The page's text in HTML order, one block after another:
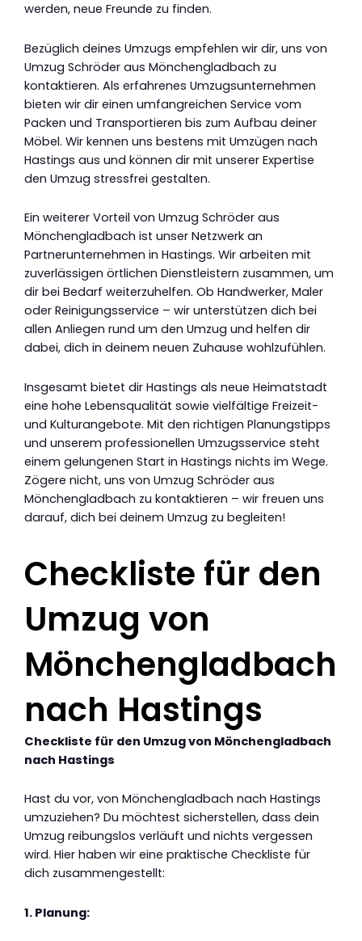
werden, neue Freunde zu finden.
Bezüglich deines Umzugs empfehlen wir dir, uns von
Umzug Schröder aus Mönchengladbach zu
kontaktieren. Als erfahrenes Umzugsunternehmen
bieten wir dir einen umfangreichen Service vom
Packen und Transportieren bis zum Aufbau deiner
Möbel. Wir kennen uns bestens mit Umzügen nach
Hastings aus und können dir mit unserer Expertise
den Umzug stressfrei gestalten.
Ein weiterer Vorteil von Umzug Schröder aus
Mönchengladbach ist unser Netzwerk an
Partnerunternehmen in Hastings. Wir arbeiten mit
zuverlässigen örtlichen Dienstleistern zusammen, um
dir bei Bedarf weiterzuhelfen. Ob Handwerker, Maler
oder Reinigungsservice – wir unterstützen dich bei
allen Anliegen rund um den Umzug und helfen dir
dabei, dich in deinem neuen Zuhause wohlzufühlen.
Insgesamt bietet dir Hastings als neue Heimatstadt
eine hohe Lebensqualität sowie vielfältige Freizeit-
und Kulturangebote. Mit den richtigen Planungstipps
und unserem professionellen Umzugsservice steht
einem gelungenen Start in Hastings nichts im Wege.
Zögere nicht, uns von Umzug Schröder aus
Mönchengladbach zu kontaktieren – wir freuen uns
darauf, dich bei deinem Umzug zu begleiten!
Checkliste für den
Umzug von
Mönchengladbach
nach Hastings
Checkliste für den Umzug von Mönchengladbach
nach Hastings
Hast du vor, von Mönchengladbach nach Hastings
umzuziehen? Du möchtest sicherstellen, dass dein
Umzug reibungslos verläuft und nichts vergessen
wird. Hier haben wir eine praktische Checkliste für
dich zusammengestellt:
1. Planung: